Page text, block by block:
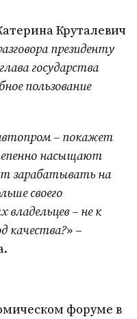
Круталевич
президенту
государства
пользование
– покажет
насыщают
зарабатывать на
своего
– не к
качества?» –
форуме в